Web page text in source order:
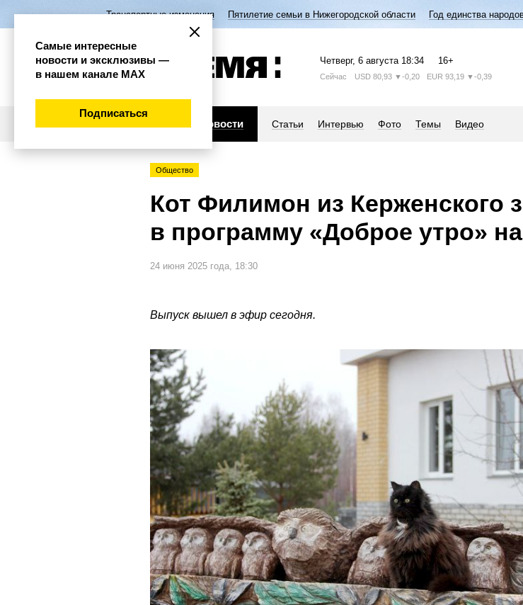
Транспортные изменения Пятилетие семьи в Нижегородской области Год единства
Четверг, 6 августа 18:34 16+
Сейчас USD 80,93 ▼-0,20 EUR 93,19 ▼-0,39
Новости Статьи Интервью Фото Темы Видео
Общество
Кот Филимон из Керженского
в программу «Доброе утро»
24 июня 2025 года, 18:30
Выпуск вышел в эфир сегодня.
Самые интересные
новости и эксклюзивы —
в нашем канале МАХ
Подписаться